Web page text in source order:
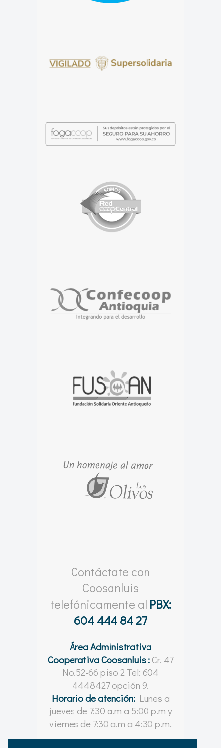
Contáctate con
Coosanluis
telefónicamente al PBX:
604 444 84 27
Área Administrativa
Cooperativa Coosanluis :Cr. 47
No.52-66 piso 2 Tel: 604
4448427 opción 9.
Horario de atención:Lunes a
jueves de 7:30 a.m a 5:00 p.m y
viernes de 7:30 a.m a 4:30 p.m.